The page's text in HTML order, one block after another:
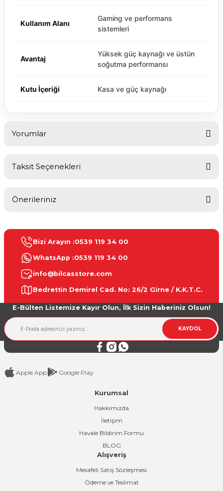
Kullanım Alanı
Gaming ve performans
sistemleri
Avantaj
Yüksek güç kaynağı ve üstün
soğutma performansı
Kutu İçeriği Kasa ve güç kaynağı
Yorumlar
Taksit Seçenekleri
Önerileriniz
konularda yetersiz gördüğünüz noktaları öneri formunu kullanarak
tarafımıza iletebilirsiniz.
Görüş ve önerileriniz için teşekkür ederiz.
Ürün resmi kalitesiz, bozuk veya görüntülenemiyor.
Ürün açıklamasında eksik bilgiler bulunuyor.
Ürün bilgilerinde hatalar bulunuyor.
Bizi Arayın :0539 119 34 00
WhatsApp :0539 119 34 00
info@bilcasstore.com
Bedrettin Demirel Cad. No: 26/2 Girne / K.K.T.C.
E-Bülten Listemize Kayır Olun, İlk Sizin Haberiniz Olsun!
KAYDOL
Apple App Google Play
Kurumsal
Hakkımızda
İletişim
Havale Bildirim Formu
BLOG
Alışveriş
Mesafeli Satış Sözleşmesi
Ödeme ve Teslimat